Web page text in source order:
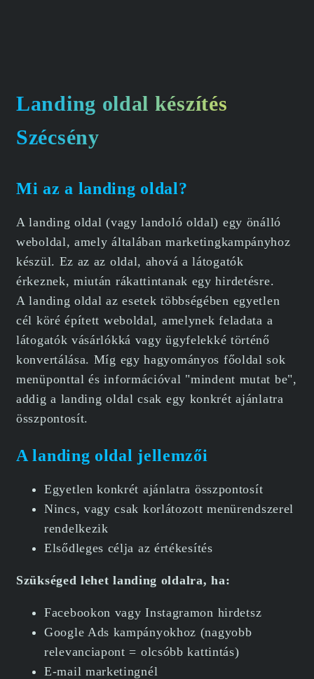
Landing oldal készítés
Szécsény
Mi az a landing oldal?
A landing oldal (vagy landoló oldal) egy önálló
weboldal, amely általában marketingkampányhoz
készül. Ez az az oldal, ahová a látogatók
érkeznek, miután rákattintanak egy hirdetésre.
A landing oldal az esetek többségében egyetlen
cél köré épített weboldal, amelynek feladata a
látogatók vásárlókká vagy ügyfelekké történő
konvertálása. Míg egy hagyományos főoldal sok
menüponttal és információval "mindent mutat be",
addig a landing oldal csak egy konkrét ajánlatra
összpontosít.
A landing oldal jellemzői
Egyetlen konkrét ajánlatra összpontosít
Nincs, vagy csak korlátozott menürendszerel
rendelkezik
Elsődleges célja az értékesítés
Szükséged lehet landing oldalra, ha:
Facebookon vagy Instagramon hirdetsz
Google Ads kampányokhoz (nagyobb
relevanciapont = olcsóbb kattintás)
E-mail marketingnél